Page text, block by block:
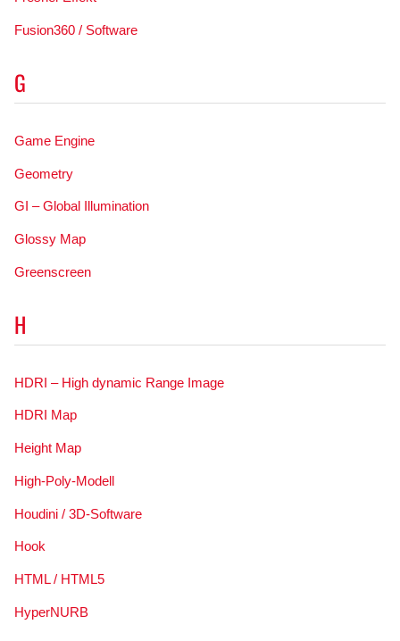
Fusion360 / Software
G
Game Engine
Geometry
GI – Global Illumination
Glossy Map
Greenscreen
H
HDRI – High dynamic Range Image
HDRI Map
Height Map
High-Poly-Modell
Houdini / 3D-Software
Hook
HTML / HTML5
HyperNURB